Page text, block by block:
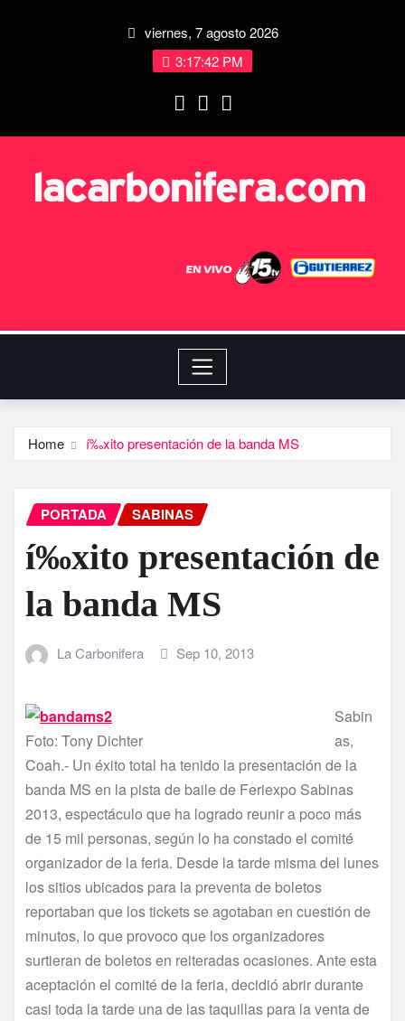
viernes, 7 agosto 2026
3:17:43 PM
Home í‰xito presentación de la banda MS
PORTADA SABINAS
í‰xito presentación de
la banda MS
La Carbonifera Sep 10, 2013
Foto: Tony Dichter
Sabin
as,
Coah.- Un éxito total ha tenido la presentación de la
banda MS en la pista de baile de Feriexpo Sabinas
2013, espectáculo que ha logrado reunir a poco más
de 15 mil personas, según lo ha constado el comité
organizador de la feria. Desde la tarde misma del lunes
los sitios ubicados para la preventa de boletos
reportaban que los tickets se agotaban en cuestión de
minutos, lo que provoco que los organizadores
surtieran de boletos en reiteradas ocasiones. Ante esta
aceptación el comité de la feria, decidió abrir durante
casi toda la tarde una de las taquillas para la venta de